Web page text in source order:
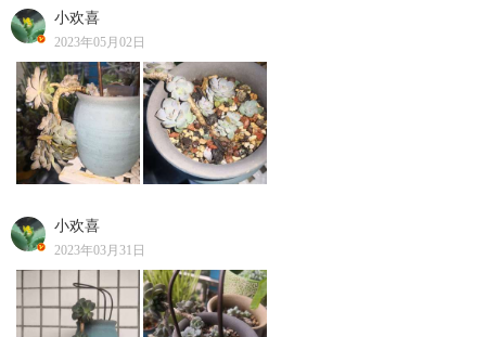
小欢喜
2023年05月02日
小欢喜
2023年03月31日